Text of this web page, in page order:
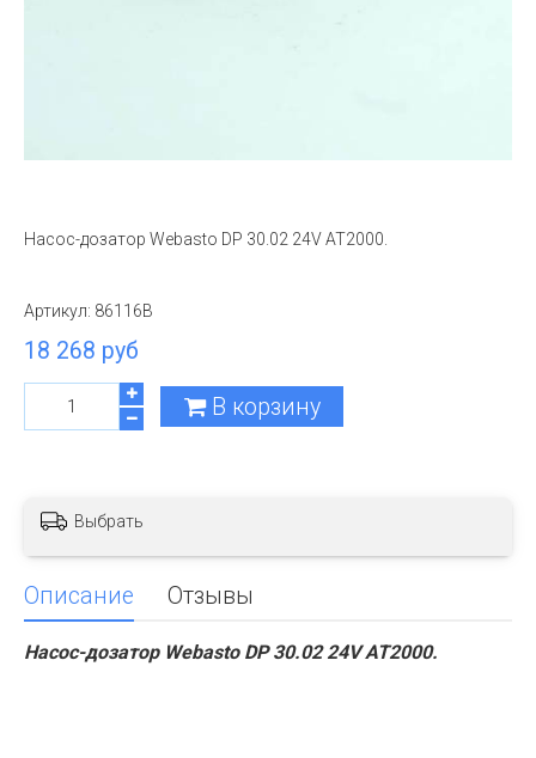
Насос-дозатор Webasto DP 30.02 24V AT2000.
Артикул: 86116B
18 268 руб
В корзину
Выбрать
Описание Отзывы
Насос-дозатор Webasto DP 30.02 24V AT2000.